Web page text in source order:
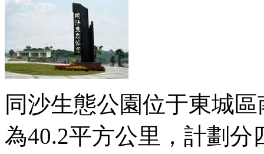
同沙生態公園位于東城
為40.2平方公里，計劃